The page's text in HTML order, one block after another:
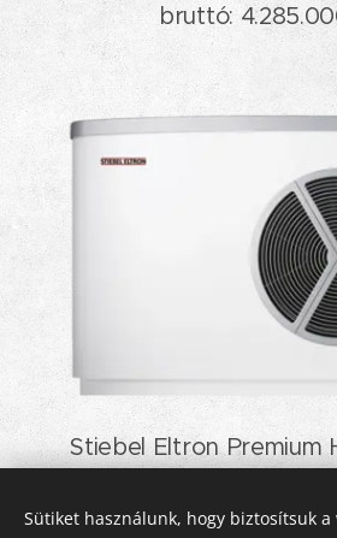
bruttó:
Stiebel Eltron Premium
- hőszivattyús csomag
Sütiket használunk, hogy biztosítsuk